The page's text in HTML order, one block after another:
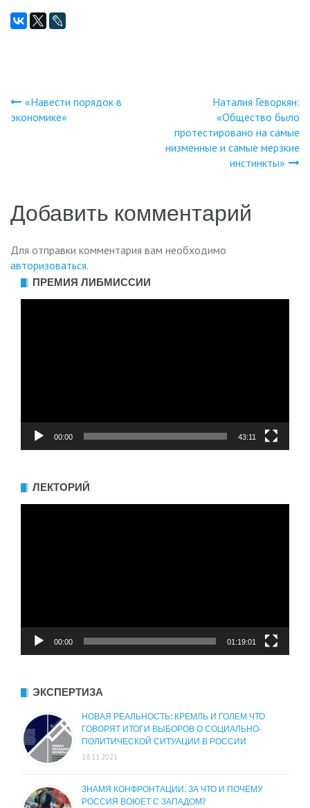
Навигация
«Навести порядок в
экономике»
Наталия Геворкян:
«Общество было
протестировано на самые
низменные и самые мерзкие
инстинкты»
Добавить комментарий
Для отправки комментария вам необходимо
авторизоваться.
ПРЕМИЯ ЛИБМИССИИ
00:00 43:11
ЛЕКТОРИЙ
00:00 01:19:01
ЭКСПЕРТИЗА
НОВАЯ РЕАЛЬНОСТЬ: КРЕМЛЬ И ГОЛЕМ ЧТО
ГОВОРЯТ ИТОГИ ВЫБОРОВ О СОЦИАЛЬНО-
ПОЛИТИЧЕСКОЙ СИТУАЦИИ В РОССИИ
18.11.2021
ЗНАМЯ КОНФРОНТАЦИИ. ЗА ЧТО И ПОЧЕМУ
РОССИЯ ВОЮЕТ С ЗАПАДОМ?